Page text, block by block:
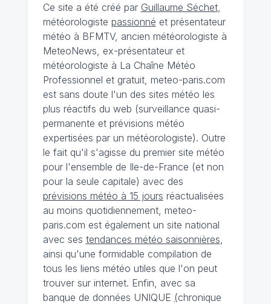
Ce site a été créé par Guillaume Séchet,
météorologiste passionné et présentateur
météo à BFMTV, ancien météorologiste à
MeteoNews, ex-présentateur et
météorologiste à La Chaîne Météo
Professionnel et gratuit, meteo-paris.com
est sans doute l'un des sites météo les
plus réactifs du web (surveillance quasi-
permanente et prévisions météo
expertisées par un météorologiste). Outre
le fait qu'il s'agisse du premier site météo
pour l'ensemble de Ile-de-France (et non
pour la seule capitale) avec des
prévisions météo à 15 jours réactualisées
au moins quotidiennement, meteo-
paris.com est également un site national
avec ses tendances météo saisonnières
ainsi qu'une formidable compilation de
tous les liens météo utiles que l'on peut
trouver sur internet. Enfin, avec sa
banque de données UNIQUE (chronique